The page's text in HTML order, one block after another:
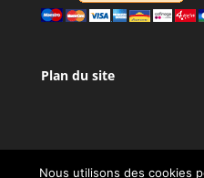
Plan du site
Nous utilisons des cookies